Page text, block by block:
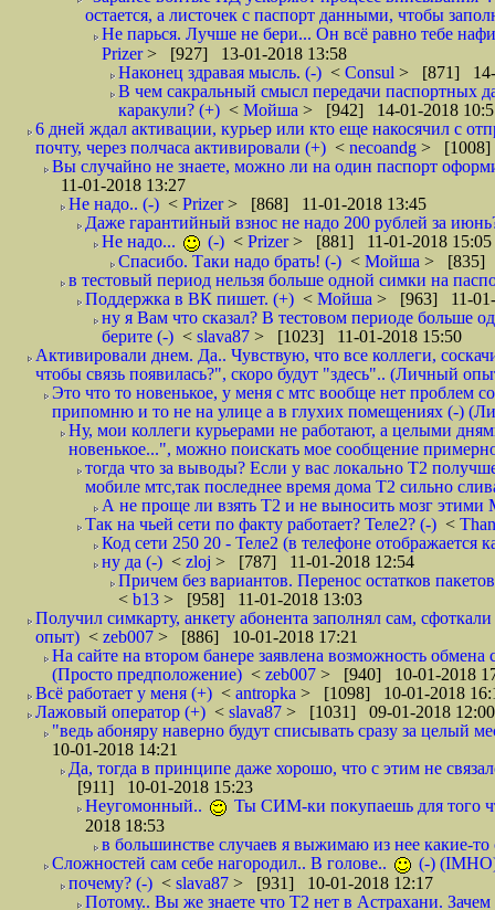
остается, а листочек с паспорт данными, чтобы
Не парься. Лучше не бери... Он всё равно тебе
Prizer> [927] 13-01-2018 13:58
Наконец здравая мысль. (-) < Consul > [871] 14-
В чем сакральный смысл передачи паспортных
каракули? (+) < Мойша > [942] 14-01-2018
6 дней ждал активации, курьер или кто еще накосячил с
почту, через полчаса активировали (+) < necoandg > [1008]
Вы случайно не знаете, можно ли на один паспорт
11-01-2018 13:27
Не надо.. (-) < Prizer> [868] 11-01-2018 13:45
Даже гарантийный взнос не надо 200 рублей за
Не надо...
(-) < Prizer> [881] 11-01-2018 15:05
Спасибо. Таки надо брать! (-) < Мойша > [835]
в тестовый период нельзя больше одной симки на
Поддержка в ВК пишет. (+) < Мойша > [963] 11-01-
ну я Вам что сказал? В тестовом периоде больше
берите (-) < slava87 > [1023] 11-01-2018 15:50
Активировали днем. Да.. Чувствую, что все коллеги,
чтобы связь появилась?", скоро будут "здесь".. (Личный
Это что то новенькое, у меня с мтс вообще нет проблем
припомню и то не на улице а в глухих помещениях (-)
Ну, мои коллеги курьерами не работают, а целыми
новенькое...", можно поискать мое сообщение
тогда что за выводы? Если у вас локально Т2
мобиле мтс,так последнее время дома Т2 сильно
А не проще ли взять Т2 и не выносить мозг
Так на чьей сети по факту работает? Теле2? (-) <
Код сети 250 20 - Теле2 (в телефоне отображается
ну да (-) < zloj > [787] 11-01-2018 12:54
Причем без вариантов. Перенос остатков
< b13 > [958] 11-01-2018 13:03
Получил симкарту, анкету абонента заполнял сам,
опыт) < zeb007 > [886] 10-01-2018 17:21
На сайте на втором банере заявлена возможность
(Просто предположение) < zeb007 > [940] 10-01-2018
Всё работает у меня (+) < antropka > [1098] 10-01-2018
Лажовый оператор (+) < slava87 > [1031] 09-01-2018 12:00
"ведь абоняру наверно будут списывать сразу за целый
10-01-2018 14:21
Да, тогда в принципе даже хорошо, что с этим не
[911] 10-01-2018 15:23
Неугомонный..
Ты СИМ-ки покупаешь для того
2018 18:53
в большинстве случаев я выжимаю из нее какие-то
Сложностей сам себе нагородил.. В голове..
(-)
почему? (-) < slava87 > [931] 10-01-2018 12:17
Потому.. Вы же знаете что Т2 нет в Астрахани.